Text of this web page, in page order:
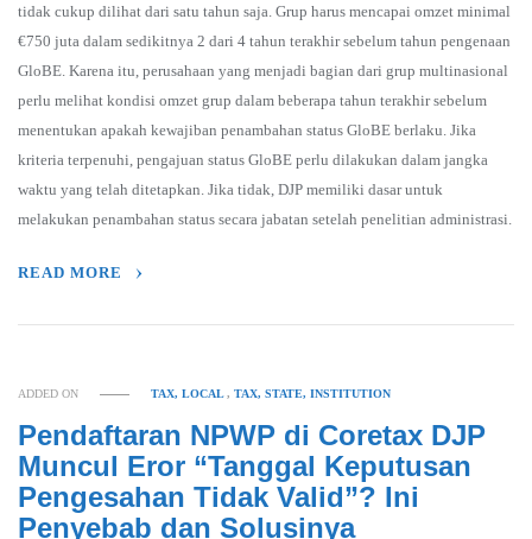
tidak cukup dilihat dari satu tahun saja. Grup harus mencapai omzet minimal
€750 juta dalam sedikitnya 2 dari 4 tahun terakhir sebelum tahun pengenaan
GloBE. Karena itu, perusahaan yang menjadi bagian dari grup multinasional
perlu melihat kondisi omzet grup dalam beberapa tahun terakhir sebelum
menentukan apakah kewajiban penambahan status GloBE berlaku. Jika
kriteria terpenuhi, pengajuan status GloBE perlu dilakukan dalam jangka
waktu yang telah ditetapkan. Jika tidak, DJP memiliki dasar untuk
melakukan penambahan status secara jabatan setelah penelitian administrasi.
READ MORE
ADDED ON TAX, LOCAL,TAX, STATE, INSTITUTION
Pendaftaran NPWP di Coretax DJP
Muncul Eror “Tanggal Keputusan
Pengesahan Tidak Valid”? Ini
Penyebab dan Solusinya